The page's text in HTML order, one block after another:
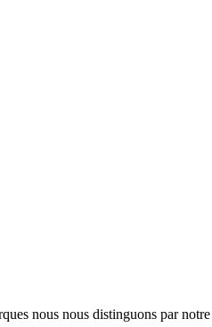
nous nous distinguons par